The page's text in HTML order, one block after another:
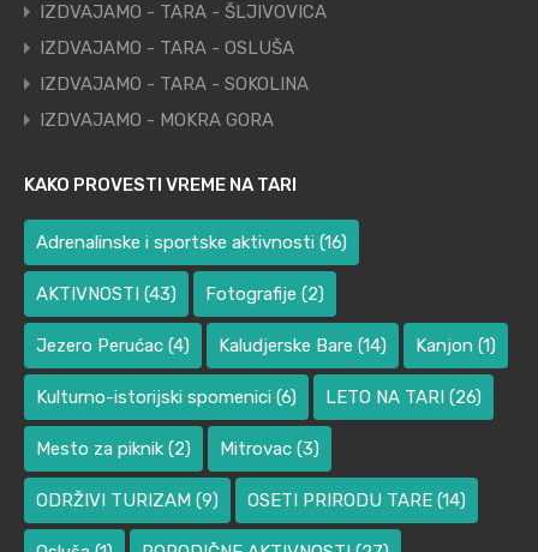
IZDVAJAMO - TARA - ŠLJIVOVICA
IZDVAJAMO - TARA - OSLUŠA
IZDVAJAMO - TARA - SOKOLINA
IZDVAJAMO - MOKRA GORA
KAKO PROVESTI VREME NA TARI
Adrenalinske i sportske aktivnosti (16)
AKTIVNOSTI (43) Fotografije (2)
Jezero Perućac (4) Kaludjerske Bare (14) Kanjon (1)
Kulturno-istorijski spomenici (6) LETO NA TARI (26)
Mesto za piknik (2) Mitrovac (3)
ODRŽIVI TURIZAM (9) OSETI PRIRODU TARE (14)